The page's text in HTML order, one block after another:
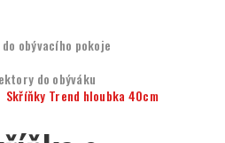
obývacího pokoje
do obýváku
Skříňky Trend hloubka 40cm